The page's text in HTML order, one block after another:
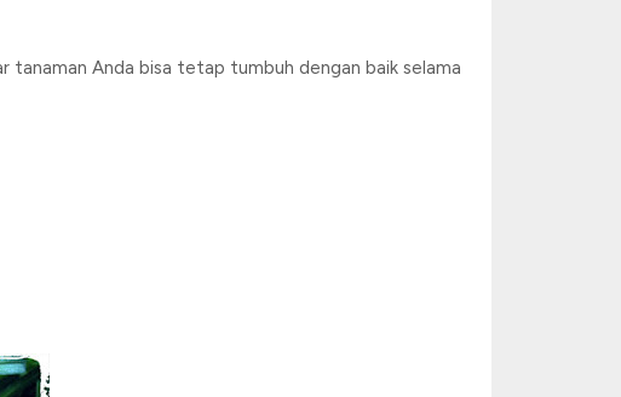
tanaman Anda bisa tetap tumbuh dengan baik selama